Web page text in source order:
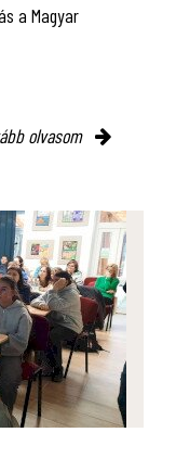
a Magyar
olvasom